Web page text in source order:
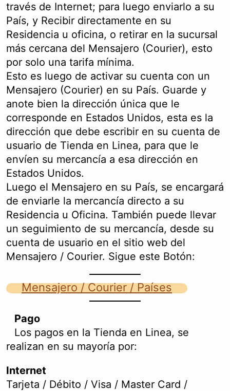
través de Internet; para luego enviarlo a su
País, y Recibir directamente en su
Residencia u oficina, o retirar en la sucursal
más cercana del Mensajero (Courier), esto
por solo una tarifa mínima.
Esto es luego de activar su cuenta con un
Mensajero (Courier) en su País. Guarde y
anote bien la dirección única que le
corresponde en Estados Unidos, esta es la
dirección que debe escribir en su cuenta de
usuario de Tienda en Linea, para que le
envíen su mercancía a esa dirección en
Estados Unidos.
Luego el Mensajero en su País, se encargará
de enviarle la mercancía directo a su
Residencia u Oficina. También puede llevar
un seguimiento de su mercancía, desde su
cuenta de usuario en el sitio web del
Mensajero / Courier. Sigue este Botón:
Mensajero / Courier / Países
Pago
Los pagos en la Tienda en Linea, se
realizan en su mayoría por:
Internet
Tarjeta / Débito / Visa / Master Card /